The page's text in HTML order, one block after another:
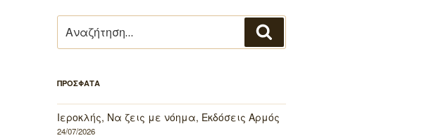
για:
ΠΡΟΣΦΑΤΑ
Ιεροκλής, Να ζεις με νόημα, Εκδόσεις Αρμός
24/07/2026